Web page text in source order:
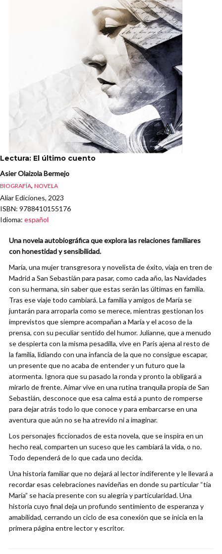
Lectura: El último cuento
Asier Olaizola Bermejo
BIOGRAFÍA, NOVELA
Aliar Ediciones, 2023
ISBN: 9788410155176
Idioma: español
Una novela autobiográfica que explora las relaciones familiares
con honestidad y sensibilidad.
María, una mujer transgresora y novelista de éxito, viaja en tren de
Madrid a San Sebastián para pasar, como cada año, las Navidades
con su hermana, sin saber que estas serán las últimas en familia.
Tras ese viaje todo cambiará. La familia y amigos de María se
juntarán para arroparla como se merece, mientras gestionan los
imprevistos que siempre acompañan a María y el acoso de la
prensa, con su peculiar sentido del humor. Julianne, que a menudo
se despierta con la misma pesadilla, vive en París ajena al resto de
la familia, lidiando con una infancia de la que no consigue escapar,
un presente que no acaba de entender y un futuro que la
atormenta. Ignora que su pasado la ronda y pronto la obligará a
mirarlo de frente. Aimar vive en una rutina tranquila propia de San
Sebastián, desconoce que esa calma está a punto de romperse
para dejar atrás todo lo que conoce y para embarcarse en una
aventura que aún no se ha atrevido ni a imaginar.
Los personajes ficcionados de esta novela, que se inspira en un
hecho real, comparten un suceso que les cambiará la vida, o no.
Todo dependerá de lo que cada uno decida.
Una historia familiar que no dejará al lector indiferente y le llevará a
recordar esas celebraciones navideñas en donde su particular “tía
María” se hacía presente con su alegría y particularidad. Una
historia cuyo final deja un profundo sentimiento de esperanza y
amabilidad, cerrando un ciclo de esa conexión que se inicia en la
primera página entre lector y escritor.